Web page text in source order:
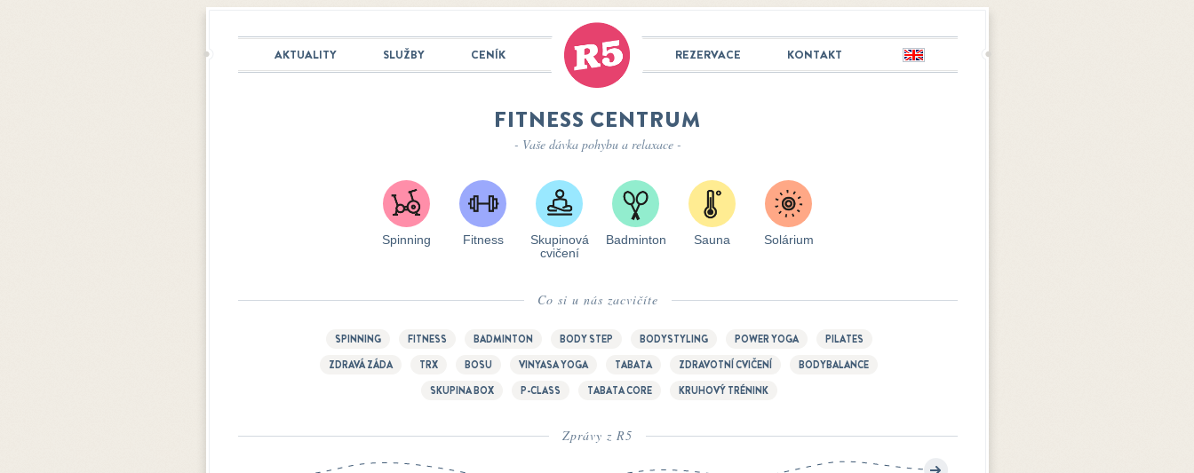
AKTUALITY SLUŽBY CENÍK REZERVACE KONTAKT
English
FITNESS CENTRUM
- Vaše dávka pohybu a relaxace -
Spinning Fitness
Skupinová
cvičení
Badminton Sauna Solárium
Co si u nás zacvičíte
SPINNING FITNESS BADMINTON BODY STEP BODYSTYLING POWER YOGA
PILATES
ZDRAVÁ ZÁDA
TRX BOSU VINYASA YOGA TABATA ZDRAVOTNÍ CVIČENÍ
BODYBALANCE
SKUPINA BOX
P-CLASS TABATA CORE KRUHOVÝ TRÉNINK
Zprávy z R5
Více